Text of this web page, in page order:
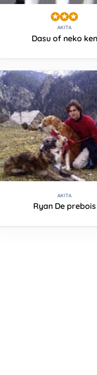
AKITA
Dasu of neko ken
AKITA
Ryan De prebois